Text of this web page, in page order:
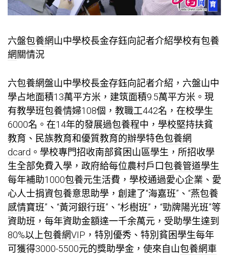
六盤包養網山中學校長金存鈺向記者介紹學校有包養
網關情況
六包養網盤山中學校長金存鈺向記者介紹，六盤山中
學占地面積13萬平方米，建筑面積9.5萬平方米。現
有教學班包養情婦108個，教職工442名，在校學生
6000名。在14年的發展過包養程中，學校堅持扶貧
教育、民族教育和優質教育的辦學特色包養網
dcard 。學校專門招收南部貧困山區學生，所招收學
生全部免費入學，政府給每位農村戶口包養管道學生
每年補助1000包養元生活費，學校通過愛心企業、愛
心人士捐資包養意思助學，創建了“海嘉班”、“燕包養
感情寶班”、“黃河銀行班”、“杉樹班”，“勁牌陽光班”等
資助班，每年資助金額達一千余萬元，受助學生達到
80%以上包養網VIP ，特別優秀、特別貧困學生每年
可獲得3000-5500元的獎助學金，使來自山包養網車